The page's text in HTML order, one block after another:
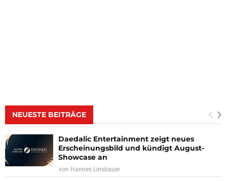
NEUESTE BEITRÄGE
Daedalic Entertainment zeigt neues
Erscheinungsbild und kündigt August-
Showcase an
von Hannes Linsbauer